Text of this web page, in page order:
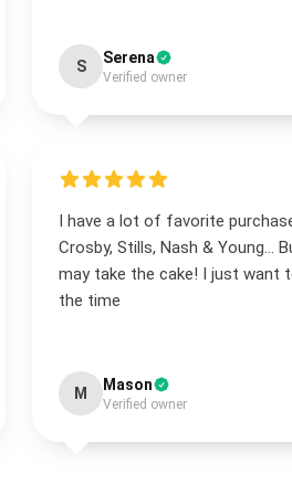
S Serena
Verified owner
I have a lot of favorite
Crosby, Stills, Nash & Young...
may take the cake! I just want
the time
M Mason
Verified owner